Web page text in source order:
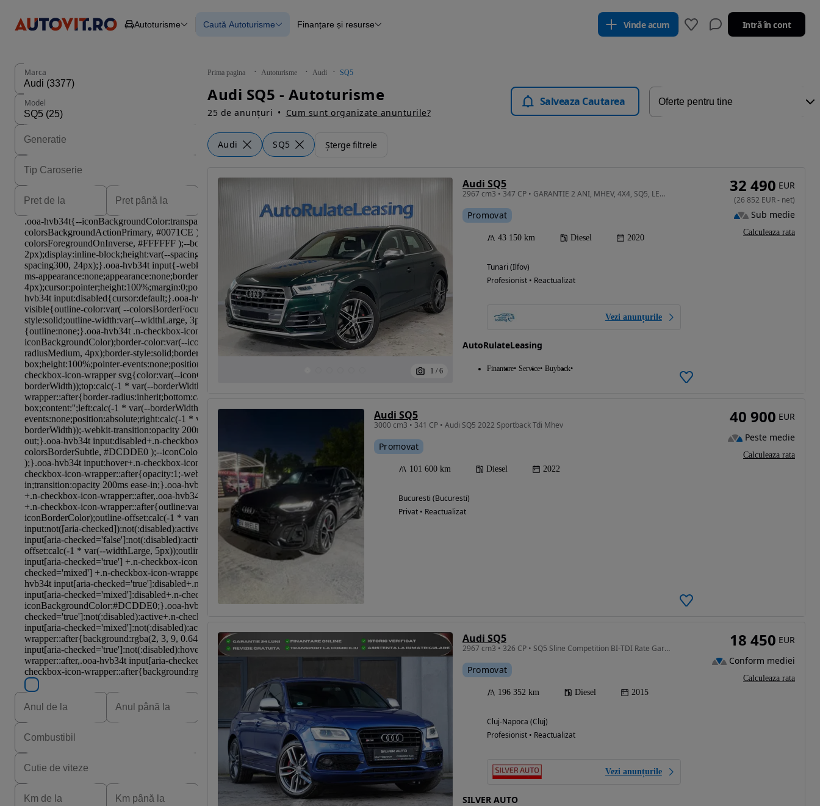
Autoturisme
Autoturisme
Mașini electrice
Mașini cu detalii verificate
Caută Autoturisme
Blog Autovit.ro
Finanțare și resurse Vinde acum Intră în cont
Prima pagina Autoturisme Audi SQ5
Audi SQ5 - Autoturisme
25 de anunțuri Cum sunt organizate anunturile?
Salveaza Cautarea
Audi SQ5 Șterge filtrele
Marca
Model
1 / 6
Audi SQ5
2967 cm3 • 347 CP • GARANTIE 2 ANI, MHEV, 4X4, SQ5, LED, Scaune incalzite
Promovat
43 150 km Diesel 2020
Tunari (Ilfov)
Profesionist • Reactualizat
Vezi anunțurile
AutoRulateLeasing
Finantare Service Buyback
32 490 EUR
(26 852 EUR- net)
Sub medie
Calculeaza rata
Audi SQ5
3000 cm3 • 341 CP • Audi SQ5 2022 Sportback Tdi Mhev
Promovat
101 600 km Diesel 2022
Bucuresti (Bucuresti)
Privat • Reactualizat
40 900 EUR
Peste medie
Calculeaza rata
Audi SQ5
2967 cm3 • 326 CP • SQ5 Sline Competition BI-TDI Rate Garantie
Promovat
196 352 km Diesel 2015
Cluj-Napoca (Cluj)
Profesionist • Reactualizat
Vezi anunțurile
SILVER AUTO
18 450 EUR
Conform mediei
Calculeaza rata